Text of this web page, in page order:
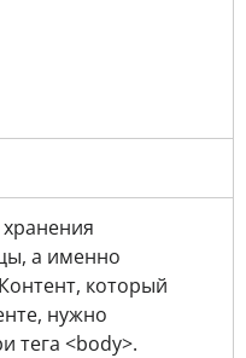
а именно
который
нужно
тега <body>.